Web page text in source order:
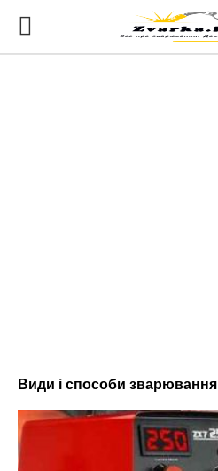
Види і способи зварювання